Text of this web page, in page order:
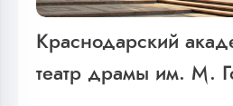
Краснодарский
театр драмы им. М.